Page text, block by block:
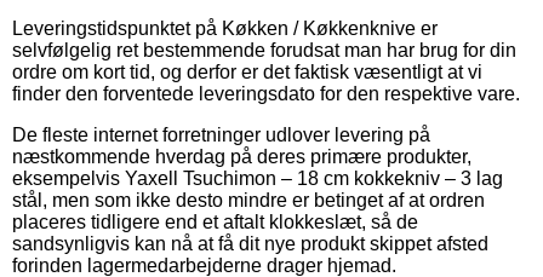
Leveringstidspunktet på Køkken / Køkkenknive er
selvfølgelig ret bestemmende forudsat man har brug for din
ordre om kort tid, og derfor er det faktisk væsentligt at vi
finder den forventede leveringsdato for den respektive vare.
De fleste internet forretninger udlover levering på
næstkommende hverdag på deres primære produkter,
eksempelvis Yaxell Tsuchimon – 18 cm kokkekniv – 3 lag
stål, men som ikke desto mindre er betinget af at ordren
placeres tidligere end et aftalt klokkeslæt, så de
sandsynligvis kan nå at få dit nye produkt skippet afsted
forinden lagermedarbejderne drager hjemad.